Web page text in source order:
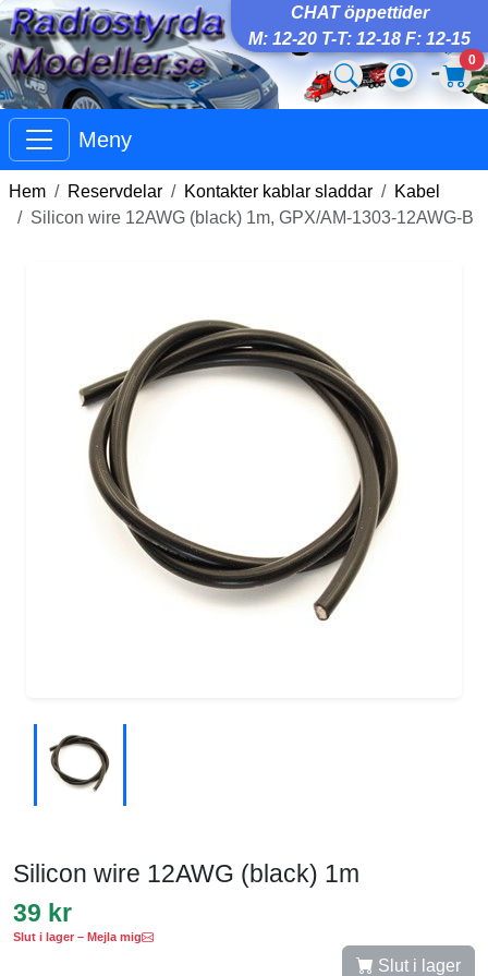
CHAT öppettider
M: 12-20 T-T: 12-18 F: 12-15
0
Meny
Hem Reservdelar Kontakter kablar sladdar
Kabel
Silicon wire 12AWG (black) 1m, GPX/AM-1303-12AWG-B
Silicon wire 12AWG (black) 1m
39 kr
Slut i lager – Mejla mig
Slut i lager